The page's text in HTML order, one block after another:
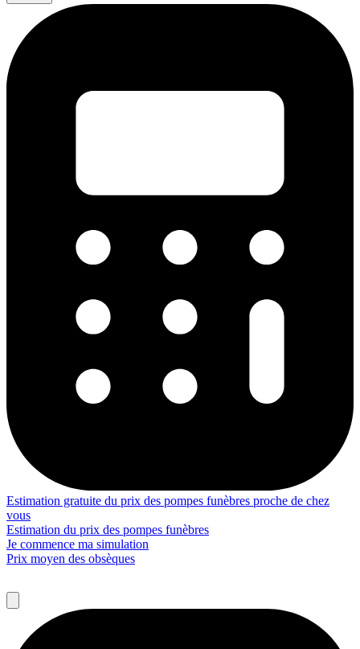
Estimation gratuite du prix des pompes funèbres proche de chez
vous
Estimation du prix des pompes funèbres
Je commence ma simulation
Prix moyen des obsèques